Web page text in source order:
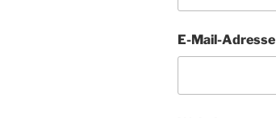
E-Mail-Adresse